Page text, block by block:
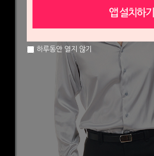
하루동안 열지 않기